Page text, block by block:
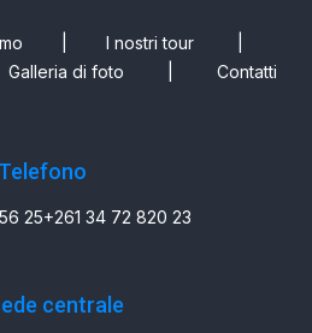
I nostri tour
Galleria di foto Contatti
Telefono
25+261 34 72 820 23
centrale